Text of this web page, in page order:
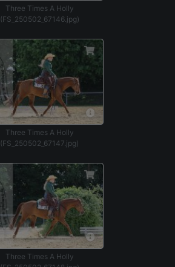
Three Times A Holly
(FS_250502_67146.jpg)
Three Times A Holly
(FS_250502_67147.jpg)
Three Times A Holly